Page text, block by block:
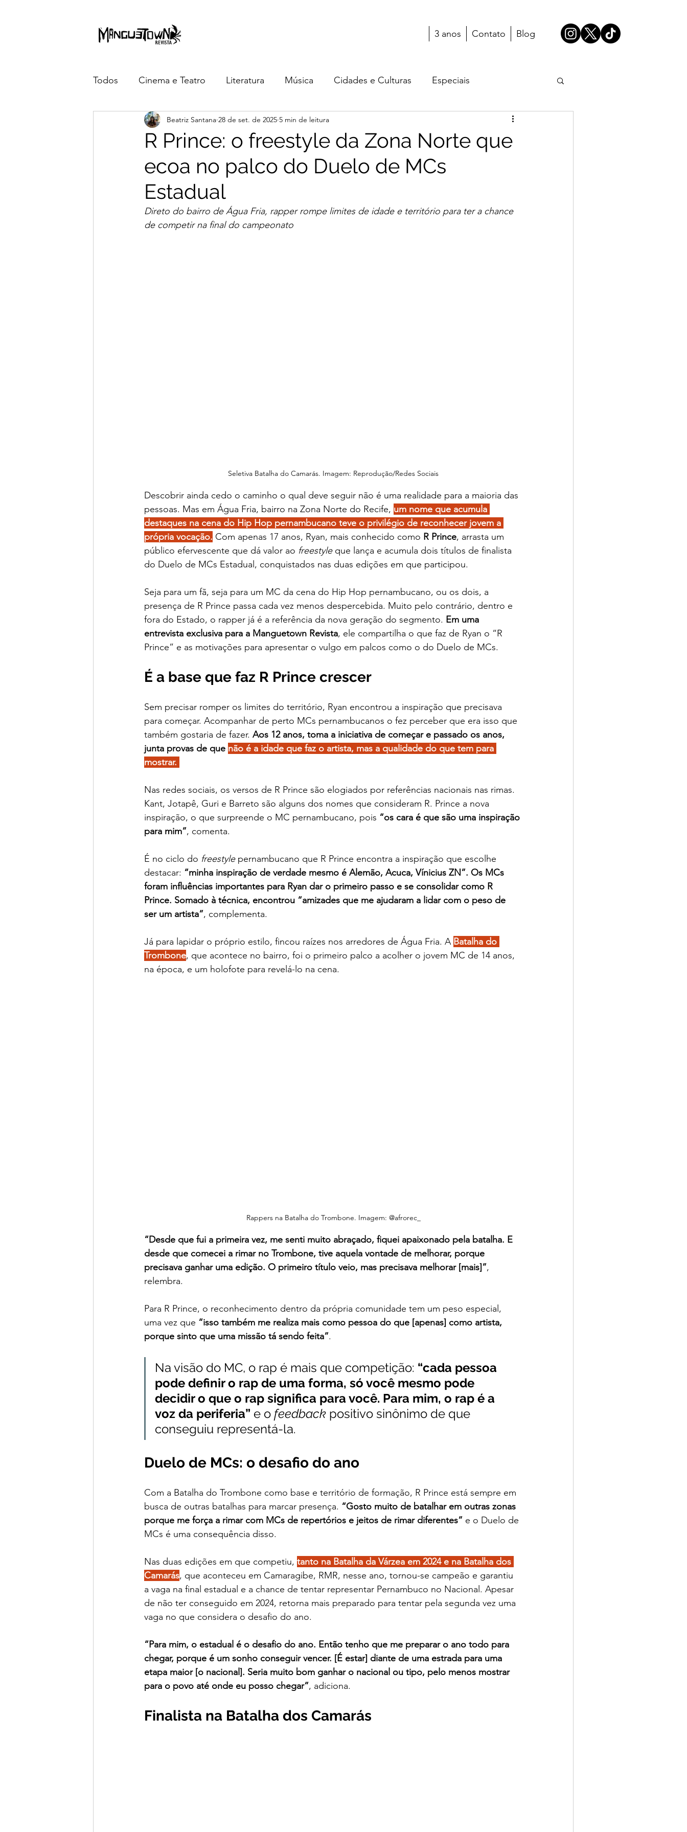
3 anos Contato Blog
Todos Cinema e Teatro Literatura Música Cidades e Culturas Especiais
3 anos da Manguetown Teatro Cultura Moda
R Prince: o freestyle da Zona Norte que
ecoa no palco do Duelo de MCs
Estadual
Beatriz Santana 28 de set. de 2025 5 min de leitura
Direto do bairro de Água Fria, rapper rompe limites de idade e território para ter a chance
de competir na final do campeonato
Seletiva Batalha do Camarás. Imagem: Reprodução/Redes Sociais
Descobrir ainda cedo o caminho o qual deve seguir não é uma realidade para a maioria das
pessoas. Mas em Água Fria, bairro na Zona Norte do Recife, um nome que acumula
destaques na cena do Hip Hop pernambucano teve o privilégio de reconhecer jovem a
própria vocação. Com apenas 17 anos, Ryan, mais conhecido como R Prince, arrasta um
público efervescente que dá valor ao freestyle que lança e acumula dois títulos de finalista
do Duelo de MCs Estadual, conquistados nas duas edições em que participou.
Seja para um fã, seja para um MC da cena do Hip Hop pernambucano, ou os dois, a
presença de R Prince passa cada vez menos despercebida. Muito pelo contrário, dentro e
fora do Estado, o rapper já é a referência da nova geração do segmento. Em uma
entrevista exclusiva para a Manguetown Revista, ele compartilha o que faz de Ryan o “R
Prince” e as motivações para apresentar o vulgo em palcos como o do Duelo de MCs.
É a base que faz R Prince crescer
Sem precisar romper os limites do território, Ryan encontrou a inspiração que precisava
para começar. Acompanhar de perto MCs pernambucanos o fez perceber que era isso que
também gostaria de fazer. Aos 12 anos, toma a iniciativa de começar e passado os anos,
junta provas de que não é a idade que faz o artista, mas a qualidade do que tem para
mostrar.
Nas redes sociais, os versos de R Prince são elogiados por referências nacionais nas rimas.
Kant, Jotapê, Guri e Barreto são alguns dos nomes que consideram R. Prince a nova
inspiração, o que surpreende o MC pernambucano, pois “os cara é que são uma inspiração
para mim”, comenta.
É no ciclo do freestyle pernambucano que R Prince encontra a inspiração que escolhe
destacar: “minha inspiração de verdade mesmo é Alemão, Acuca, Vínicius ZN”. Os MCs
foram influências importantes para Ryan dar o primeiro passo e se consolidar como R
Prince. Somado à técnica, encontrou “amizades que me ajudaram a lidar com o peso de
ser um artista”, complementa.
Já para lapidar o próprio estilo, fincou raízes nos arredores de Água Fria. A Batalha do
Trombone, que acontece no bairro, foi o primeiro palco a acolher o jovem MC de 14 anos,
na época, e um holofote para revelá-lo na cena.
Rappers na Batalha do Trombone. Imagem: @afrorec_
“Desde que fui a primeira vez, me senti muito abraçado, fiquei apaixonado pela batalha. E
desde que comecei a rimar no Trombone, tive aquela vontade de melhorar, porque
precisava ganhar uma edição. O primeiro título veio, mas precisava melhorar [mais]”,
relembra.
Para R Prince, o reconhecimento dentro da própria comunidade tem um peso especial,
uma vez que “isso também me realiza mais como pessoa do que [apenas] como artista,
porque sinto que uma missão tá sendo feita”.
Na visão do MC, o rap é mais que competição: “cada pessoa
pode definir o rap de uma forma, só você mesmo pode
decidir o que o rap significa para você. Para mim, o rap é a
voz da periferia” e o feedback positivo sinônimo de que
conseguiu representá-la.
Duelo de MCs: o desafio do ano
Com a Batalha do Trombone como base e território de formação, R Prince está sempre em
busca de outras batalhas para marcar presença. “Gosto muito de batalhar em outras zonas
porque me força a rimar com MCs de repertórios e jeitos de rimar diferentes” e o Duelo de
MCs é uma consequência disso.
Nas duas edições em que competiu, tanto na Batalha da Várzea em 2024 e na Batalha dos
Camarás, que aconteceu em Camaragibe, RMR, nesse ano, tornou-se campeão e garantiu
a vaga na final estadual e a chance de tentar representar Pernambuco no Nacional. Apesar
de não ter conseguido em 2024, retorna mais preparado para tentar pela segunda vez uma
vaga no que considera o desafio do ano.
“Para mim, o estadual é o desafio do ano. Então tenho que me preparar o ano todo para
chegar, porque é um sonho conseguir vencer. [É estar] diante de uma estrada para uma
etapa maior [o nacional]. Seria muito bom ganhar o nacional ou tipo, pelo menos mostrar
para o povo até onde eu posso chegar”, adiciona.
Finalista na Batalha dos Camarás